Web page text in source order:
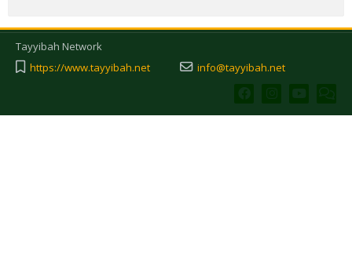
Tayyibah Network
https://www.tayyibah.net
info@tayyibah.net